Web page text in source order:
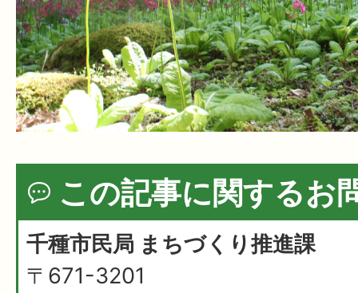
この記事に関するお
千種市民局 まちづくり推進課
〒671-3201